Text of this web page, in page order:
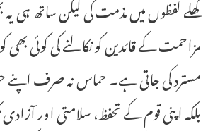
کھلے لفظوں میں مذمت کی لیکن ساتھ ہی
مزاحمت کے قائدین کو نکالنے کی کوئی
مسترد کی جاتی ہے۔ حماس نہ صرف اپنے
بلکہ اپنی قوم کے تحفظ، سلامتی اور